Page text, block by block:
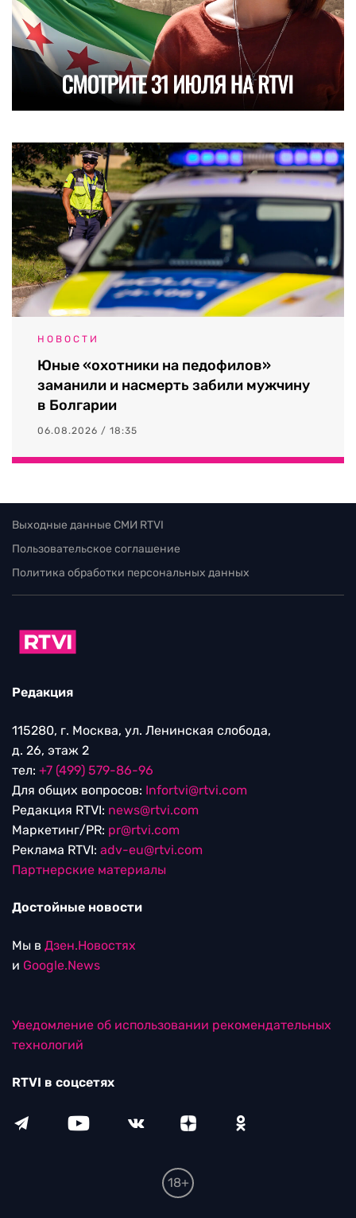
НОВОСТИ
Юные «охотники на педофилов»
заманили и насмерть забили мужчину
в Болгарии
06.08.2026 / 18:35
Выходные данные СМИ RTVI
Пользовательское соглашение
Политика обработки персональных данных
Редакция
115280, г. Москва, ул. Ленинская слобода,
д. 26, этаж 2
тел: +7 (499) 579-86-96
Для общих вопросов: Infortvi@rtvi.com
Редакция RTVI: news@rtvi.com
Маркетинг/PR: pr@rtvi.com
Реклама RTVI: adv-eu@rtvi.com
Партнерские материалы
Достойные новости
Мы в Дзен.Новостях
и Google.News
Уведомление об использовании рекомендательных
технологий
RTVI в соцсетях
18+